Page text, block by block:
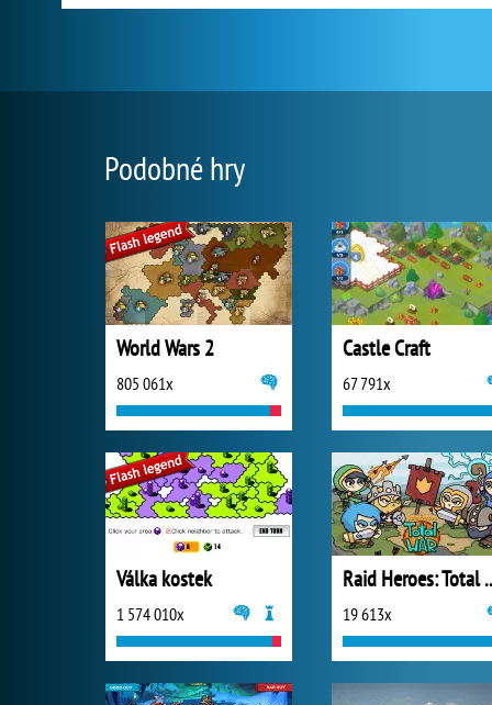
Podobné hry
World Wars 2
805 061x
Castle Craft
67 791x
Válka kostek
1 574 010x
Raid
19 613x